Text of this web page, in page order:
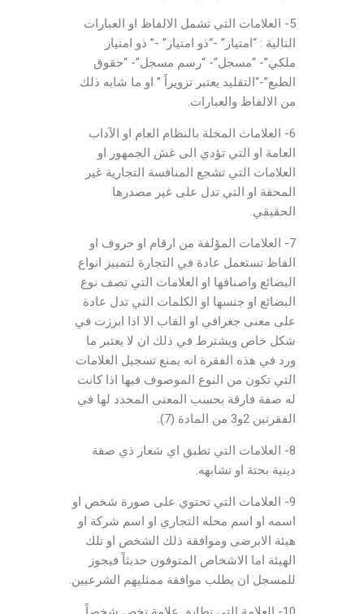
5- العلامات التي تشمل الالفاظ او العبارات
التالية : “امتياز” -“ذو امتياز” -” ذو امتياز
ملكي”- “مسجل”- “رسم مسجل”- “حقوق
الطبع”-“التقليد يعتبر تزويراً ” او ما شابه ذلك
من الالفاظ والعبارات.
6- العلامات المخلة بالنظام العام او الآداب
العامة او التي تؤدي الى غش الجمهور او
العلامات التي تشجع المنافسة التجارية غير
المحقة او التي تدل على غير مصدرها
الحقيقي.
7- العلامات المؤلفة من ارقام او حروف او
الفاظ تستعمل عادة في التجارة لتمييز انواع
البضائع واصنافها او العلامات التي تصف نوع
البضائع او جنسها او الكلمات التي تدل عادة
على معنى جغرافي او القاب الا اذا ابرزت في
شكل خاص ويشترط في ذلك ان لا يعتبر ما
ورد في هذه الفقرة انه يمنع تسجيل العلامات
التي تكون من النوع الموصوف فيها اذا كانت
له صفة فارقة بحسب المعنى المحدد لها في
الفقرتين 2و3 من المادة (7).
8- العلامات التي تطبق اي شعار ذي صفة
دينية بحتة او تشابهه.
9- العلامات التي تحتوي على صورة شخص او
اسمه او اسم محله التجاري او اسم شركة او
هيئة الابرضى وموافقة ذلك الشخص او تلك
الهيئة اما الاشخاص المتوفون حديثاً فيجوز
للمسجل ان يطلب موافقة ممثليهم الشرعيين.